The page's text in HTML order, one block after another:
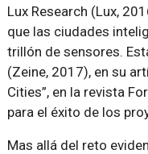
Lux Research (Lux,
que las ciudades
trillón de sensores.
(Zeine, 2017), en su
Cities”, en la revista
para el éxito de los
Mas allá del reto